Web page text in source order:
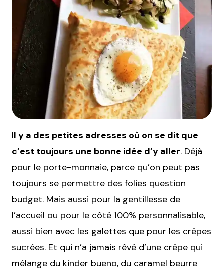
Il y a des petites adresses où on se dit que
c’est toujours une bonne idée d’y aller. Déjà
pour le porte-monnaie, parce qu’on peut pas
toujours se permettre des folies question
budget. Mais aussi pour la gentillesse de
l’accueil ou pour le côté 100% personnalisable,
aussi bien avec les galettes que pour les crêpes
sucrées. Et qui n’a jamais rêvé d’une crêpe qui
mélange du kinder bueno, du caramel beurre